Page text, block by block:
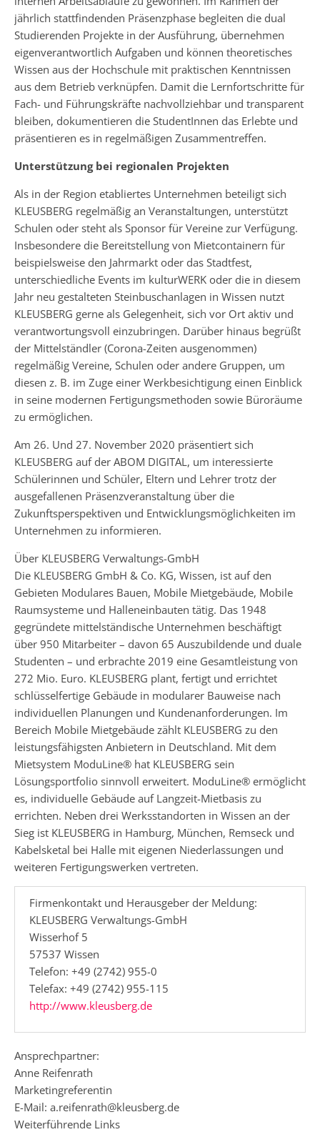
jährlich stattfindenden Präsenzphase begleiten die dual
Studierenden Projekte in der Ausführung, übernehmen
eigenverantwortlich Aufgaben und können theoretisches
Wissen aus der Hochschule mit praktischen Kenntnissen
aus dem Betrieb verknüpfen. Damit die Lernfortschritte für
Fach- und Führungskräfte nachvollziehbar und transparent
bleiben, dokumentieren die StudentInnen das Erlebte und
präsentieren es in regelmäßigen Zusammentreffen.
Unterstützung bei regionalen Projekten
Als in der Region etabliertes Unternehmen beteiligt sich
KLEUSBERG regelmäßig an Veranstaltungen, unterstützt
Schulen oder steht als Sponsor für Vereine zur Verfügung.
Insbesondere die Bereitstellung von Mietcontainern für
beispielsweise den Jahrmarkt oder das Stadtfest,
unterschiedliche Events im kulturWERK oder die in diesem
Jahr neu gestalteten Steinbuschanlagen in Wissen nutzt
KLEUSBERG gerne als Gelegenheit, sich vor Ort aktiv und
verantwortungsvoll einzubringen. Darüber hinaus begrüßt
der Mittelständler (Corona-Zeiten ausgenommen)
regelmäßig Vereine, Schulen oder andere Gruppen, um
diesen z. B. im Zuge einer Werkbesichtigung einen Einblick
in seine modernen Fertigungsmethoden sowie Büroräume
zu ermöglichen.
Am 26. Und 27. November 2020 präsentiert sich
KLEUSBERG auf der ABOM DIGITAL, um interessierte
Schülerinnen und Schüler, Eltern und Lehrer trotz der
ausgefallenen Präsenzveranstaltung über die
Zukunftsperspektiven und Entwicklungsmöglichkeiten im
Unternehmen zu informieren.
Über KLEUSBERG Verwaltungs-GmbH
Die KLEUSBERG GmbH & Co. KG, Wissen, ist auf den
Gebieten Modulares Bauen, Mobile Mietgebäude, Mobile
Raumsysteme und Halleneinbauten tätig. Das 1948
gegründete mittelständische Unternehmen beschäftigt
über 950 Mitarbeiter – davon 65 Auszubildende und duale
Studenten – und erbrachte 2019 eine Gesamtleistung von
272 Mio. Euro. KLEUSBERG plant, fertigt und errichtet
schlüsselfertige Gebäude in modularer Bauweise nach
individuellen Planungen und Kundenanforderungen. Im
Bereich Mobile Mietgebäude zählt KLEUSBERG zu den
leistungsfähigsten Anbietern in Deutschland. Mit dem
Mietsystem ModuLine® hat KLEUSBERG sein
Lösungsportfolio sinnvoll erweitert. ModuLine® ermöglicht
es, individuelle Gebäude auf Langzeit-Mietbasis zu
errichten. Neben drei Werksstandorten in Wissen an der
Sieg ist KLEUSBERG in Hamburg, München, Remseck und
Kabelsketal bei Halle mit eigenen Niederlassungen und
weiteren Fertigungswerken vertreten.
Firmenkontakt und Herausgeber der Meldung:
KLEUSBERG Verwaltungs-GmbH
Wisserhof 5
57537 Wissen
Telefon: +49 (2742) 955-0
Telefax: +49 (2742) 955-115
http://www.kleusberg.de
Ansprechpartner:
Anne Reifenrath
Marketingreferentin
E-Mail: a.reifenrath@kleusberg.de
Weiterführende Links